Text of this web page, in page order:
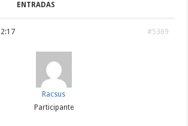
ENTRADAS
#5369
Racsus
Participante